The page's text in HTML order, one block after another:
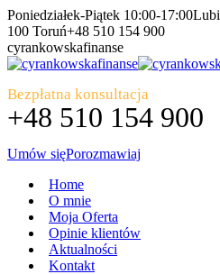
Przewiń
do
zawartości
Poniedziałek-Piątek 10:00-17:00
100 Toruń+48 510 154 900
Facebook
otworzy
w
nowym
oknie
Instagram
otworzy
w
nowym
oknie
cyrankowskafinanse
Bezpłatna konsultacja
+48 510 154 900
Umów sięPorozmawiaj
Home
O mnie
Moja Oferta
Opinie klientów
Aktualności
Kontakt